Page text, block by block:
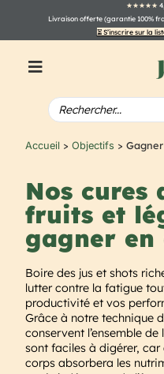
★★★★★
Livraison offerte (garantie 100%
⏳ S’inscrire sur la
Accueil >Objectifs >
Nos cures
fruits et
gagner en
Boire des jus et shots
lutter contre la fatigue
productivité et vos
Grâce à notre technique
conservent l’ensemble
sont faciles à digérer,
corps absorbera les